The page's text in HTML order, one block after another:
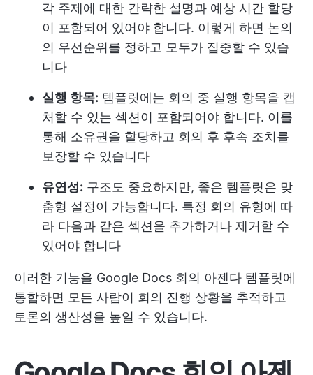
각 주제에 대한 간략한 설명과 예상 시간 할당
이 포함되어 있어야 합니다. 이렇게 하면 논의
의 우선순위를 정하고 모두가 집중할 수 있습
니다
실행 항목: 템플릿에는 회의 중 실행 항목을 캡
처할 수 있는 섹션이 포함되어야 합니다. 이를
통해 소유권을 할당하고 회의 후 후속 조치를
보장할 수 있습니다
유연성: 구조도 중요하지만, 좋은 템플릿은 맞
춤형 설정이 가능합니다. 특정 회의 유형에 따
라 다음과 같은 섹션을 추가하거나 제거할 수
있어야 합니다
이러한 기능을 Google Docs 회의 아젠다 템플릿에
통합하면 모든 사람이 회의 진행 상황을 추적하고
토론의 생산성을 높일 수 있습니다.